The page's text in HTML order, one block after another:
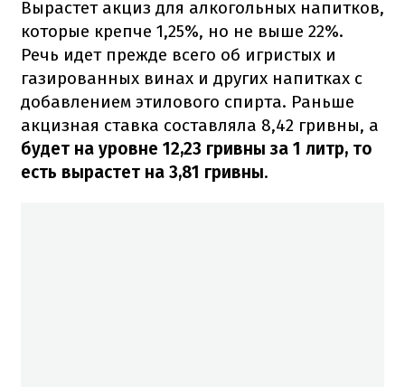
Вырастет акциз для алкогольных напитков,
которые крепче 1,25%, но не выше 22%.
Речь идет прежде всего об игристых и
газированных винах и других напитках с
добавлением этилового спирта. Раньше
акцизная ставка составляла 8,42 гривны, а
будет на уровне 12,23 гривны за 1 литр, то
есть вырастет на 3,81 гривны.